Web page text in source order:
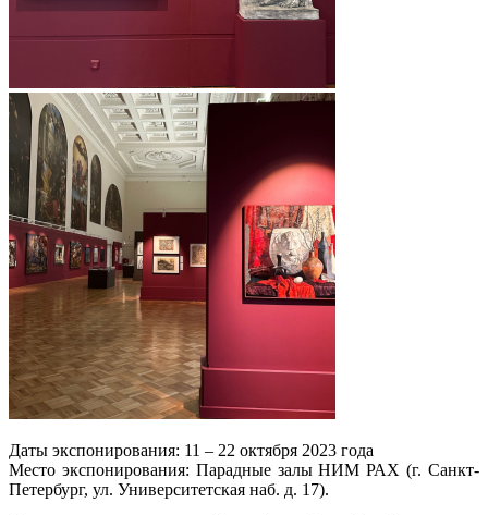
Даты экспонирования: 11 – 22 октября 2023 года
Место экспонирования: Парадные залы НИМ РАХ (г. Санкт-
Петербург, ул. Университетская наб. д. 17).